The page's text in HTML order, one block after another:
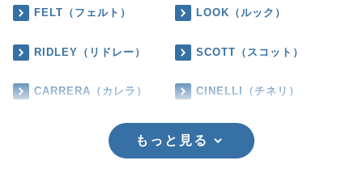
FELT（フェルト） LOOK（ルック）
RIDLEY（リドレー） SCOTT（スコット）
CARRERA（カレラ） CINELLI（チネリ）
もっと見る